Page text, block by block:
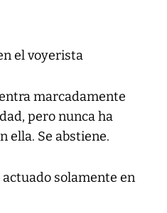
el voyerista
marcadamente
pero nunca ha
ella. Se abstiene.
solamente en